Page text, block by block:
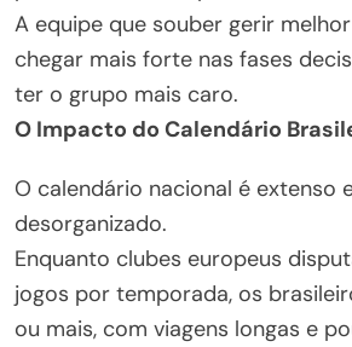
A equipe que souber gerir
chegar mais forte nas fases
ter o grupo mais caro.
O Impacto do Calendário
O calendário nacional é extenso
desorganizado.
Enquanto clubes europeus
jogos por temporada, os
ou mais, com viagens longas e